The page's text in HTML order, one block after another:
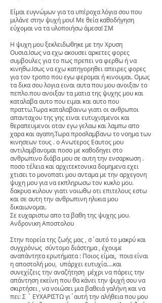
Είμαι ευγνώμων για τα υπέροχα λόγια σου που
μιλάνε στην ψυχή μου! Με θεία καθοδήγηση
εύχομαι να τα υλοποιήσω άμεσα! ΣΜ
Η ψυχη μου ξεκλειδωθηκε με την Χρυση
Ουσια.Ισως να εχω ακουσει αρκετες φορες
συμβουλες για το πως πρεπει να φερθω ή να
κινηθω.Ισως να εχω κατηγορηθει απειρες φορες
για τον τροπο που εγω φερομαι ή κινουμαι. Ομως
τα δικα σου λογια ειναι αυτα που μου ανοιξαν το
πεπλο.που ανοιξαν τα ματια της ψυχης μου και
καταλαβα αυτο που ειμαι και αυτο που
πραττω.Τωρα καταλαβαινω γιατι οι ανθρωποι
απανταχου της γης ειναι ευτυχισμενοι και
θεραπευμενοι οταν εγω γελαω και λαμπω απο
χαρα και αγαπη.Τωρα προσλαμβανω το νοημα των
κινησεων τους . ο Ανωτερος Εαυτος μου
αντιλαμβανομαι ποσο με καθοδηγει στο
ανθρωπινο διάβα μου σε αυτη την ενσαρκωση .
ποσο τέλεια και αρχιτεκτονικα δομημενα εχει
χτισει το μονοπατι μου ανταμα με την αρχεγονη
ψυχη μου για να εκπληρωσω τον κυκλο μου.
δακρυα κυλουν γιατι νοιωθω οτι επιτελους εστω
και σε αυτη την ανθρωπινη ηλικια μου
δικαιωνομαι.
Σε ευχαριστω απο τα βαθη της ψυχης μου.
Ανδρονικη Αποστολου
Στην πορεία της ζωής μας , σ΄αυτό το μακρύ και
συγχρόνως σύντομο διάστημα , έχουμε
αναπάντητα ερωτήματα : Ποιος είμαι, ποια είναι
η αποστολή μου, υπάρχει ευτυχία....και
συνεχίζεις την αναζήτηση μέχρι να πάρεις την
απάντηση εκείνη που θα κάνει την ψυχή σου να
σκιρτήσει , να νοιώσει μια βαθειά γαλήνη και να
πει: Σ ΄ ΕΥΧΑΡΙΣΤΩ γι΄αυτή την αλήθεια που μου